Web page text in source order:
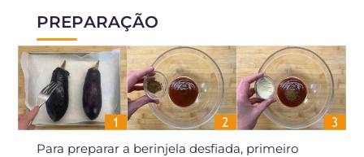
PREPARAÇÃO
Para preparar a berinjela desfiada, primeiro